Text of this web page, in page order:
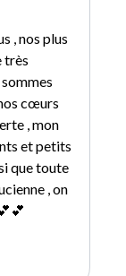
, nos plus
très
cœurs
, mon
et petits
que toute
, on